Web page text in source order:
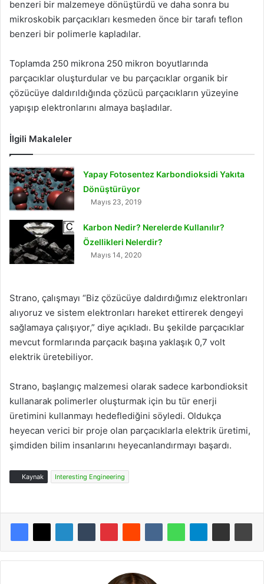
benzeri bir malzemeye dönüştürdü ve daha sonra bu
mikroskobik parçacıkları kesmeden önce bir tarafı teflon
benzeri bir polimerle kapladılar.
Toplamda 250 mikrona 250 mikron boyutlarında
parçacıklar oluşturdular ve bu parçacıklar organik bir
çözücüye daldırıldığında çözücü parçacıkların yüzeyine
yapışıp elektronlarını almaya başladılar.
İlgili Makaleler
Yapay Fotosentez Karbondioksidi Yakıta
Dönüştürüyor
Mayıs 23, 2019
Karbon Nedir? Nerelerde Kullanılır?
Özellikleri Nelerdir?
Mayıs 14, 2020
Strano, çalışmayı “Biz çözücüye daldırdığımız elektronları
alıyoruz ve sistem elektronları hareket ettirerek dengeyi
sağlamaya çalışıyor,” diye açıkladı. Bu şekilde parçacıklar
mevcut formlarında parçacık başına yaklaşık 0,7 volt
elektrik üretebiliyor.
Strano, başlangıç ​​malzemesi olarak sadece karbondioksit
kullanarak polimerler oluşturmak için bu tür enerji
üretimini kullanmayı hedeflediğini söyledi. Oldukça
heyecan verici bir proje olan parçacıklarla elektrik üretimi,
şimdiden bilim insanlarını heyecanlandırmayı başardı.
Kaynak Interesting Engineering